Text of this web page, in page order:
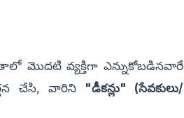
మొదటి వ్యక్తిగా ఎన్నుకోబడినవారే
చేసి, వారిని "డీకన్లు" (సేవకులు/